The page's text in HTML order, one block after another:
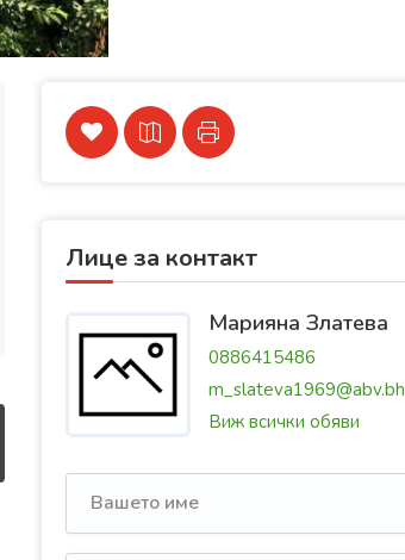
Лице за контакт
Марияна Златева
0886415486
m_slateva1969@abv.bh
Виж всички обяви